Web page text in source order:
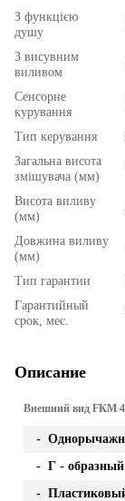
З функцією
душу
З висувним
виливом
Сенсорне
курування
Тип керування
Загальна висота
змішувача (мм)
Висота виливу
(мм)
Довжина виливу
(мм)
Тип гарантии
Гарантийный
срок, мес.
Описание
Внешний вид FKM
-
- Г - образный
-